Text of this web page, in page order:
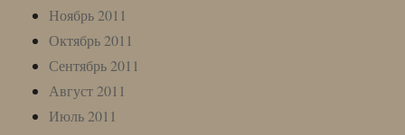
Ноябрь 2011
Октябрь 2011
Сентябрь 2011
Август 2011
Июль 2011